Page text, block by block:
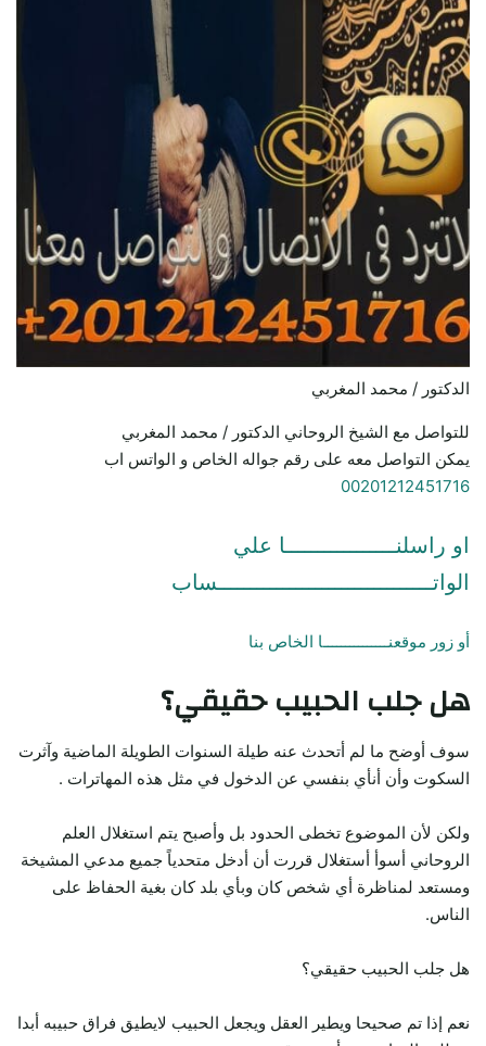
الدكتور / محمد المغربي
للتواصل مع الشيخ الروحاني الدكتور / محمد المغربي
يمكن التواصل معه على رقم جواله الخاص و الواتس اب
00201212451716
او راسلنـــــــــــــــــا علي
الواتـــــــــــــــــــــــــــــــــساب
أو زور موقعنـــــــــــــــا الخاص بنا
هل جلب الحبيب حقيقي؟
سوف أوضح ما لم أتحدث عنه طيلة السنوات الطويلة الماضية وآثرت
السكوت وأن أنأي بنفسي عن الدخول في مثل هذه المهاترات .
ولكن لأن الموضوع تخطى الحدود بل وأصبح يتم استغلال العلم
الروحاني أسوأ أستغلال قررت أن أدخل متحدياً جميع مدعي المشيخة
ومستعد لمناظرة أي شخص كان وبأي بلد كان بغية الحفاظ على
الناس.
هل جلب الحبيب حقيقي؟
نعم إذا تم صحيحا ويطير العقل ويجعل الحبيب لايطيق فراق حبيبه أبدا